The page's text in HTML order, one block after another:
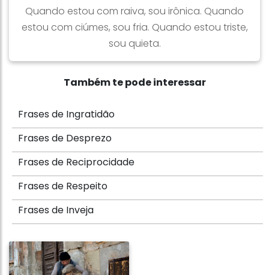
Quando estou com raiva, sou irônica. Quando
estou com ciúmes, sou fria. Quando estou triste,
sou quieta.
Também te pode interessar
Frases de Ingratidão
Frases de Desprezo
Frases de Reciprocidade
Frases de Respeito
Frases de Inveja